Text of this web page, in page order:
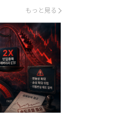
もっと見る